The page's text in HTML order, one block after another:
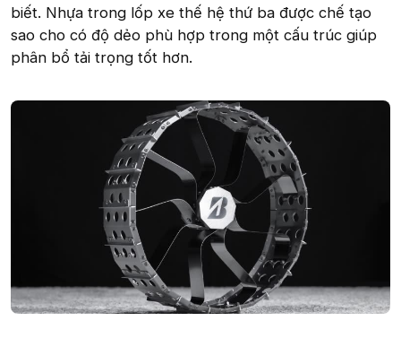
biết. Nhựa trong lốp xe thế hệ thứ ba được chế tạo
sao cho có độ dẻo phù hợp trong một cấu trúc giúp
phân bổ tải trọng tốt hơn.